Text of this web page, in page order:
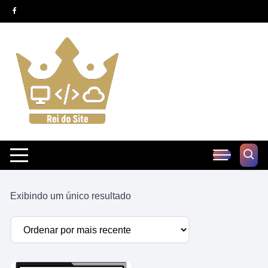
Pular
para
conteúdo
Exibindo um único resultado